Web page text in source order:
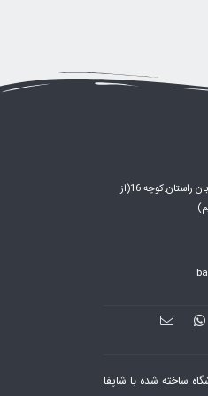
شیراز.شهرک مطهری.خیابان راستان.کوچه 16(از
ساخته شده با شاپفا